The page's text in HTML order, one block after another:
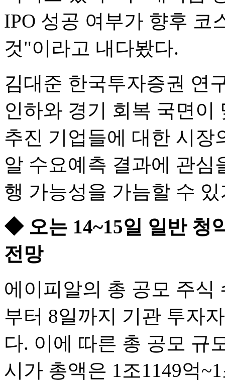
IPO 성공 여부가 향후 코
것"이라고 내다봤다.
김대준 한국투자증권 연
인하와 경기 회복 국면이
추진 기업들에 대한 시
알 수요예측 결과에 관심
행 가능성을 가늠할 수
◆ 오는 14~15일 일반 청
전망
에이피알의 총 공모 주식
부터 8일까지 기관 투자
다. 이에 따른 총 공모 규
시가 총액은 1조1149억